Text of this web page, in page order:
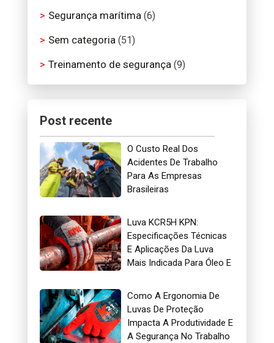
Segurança marítima (6)
Sem categoria (51)
Treinamento de segurança (9)
Post recente
O Custo Real Dos
Acidentes De Trabalho
Para As Empresas
Brasileiras
Luva KCR5H KPN:
Especificações Técnicas
E Aplicações Da Luva
Mais Indicada Para Óleo E
Como A Ergonomia De
Luvas De Proteção
Impacta A Produtividade E
A Segurança No Trabalho